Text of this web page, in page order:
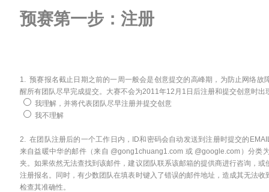
预赛第一步：注册
1. 预赛报名截止日期之前的一周一般会是创意提交的高峰期，为防止网络故
醒所有团队尽早完成提交。大赛不会为2011年12月1日后注册和提交创意时出
我理解，并将代表团队尽早注册并提交创意
我不理解
2. 在团队注册后的一个工作日内，ID和密码会自动发送到注册时提交的
来自益暖中华的邮件（来自 @gong1chuang1.com 或 @google.com）分类
夹。如果依然无法查找到该邮件，建议团队联系该邮箱的提供商进行咨询，
注册报名。同时，有少数团队在填表时键入了错误的邮件地址，造成其无法
检查其准确性。